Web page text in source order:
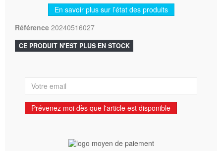
En savoir plus sur l’état des produits
Référence 20240516027
CE PRODUIT N'EST PLUS EN STOCK
Prévenez moi dès que l'article est disponible